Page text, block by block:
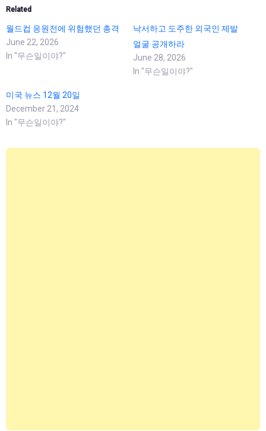
Related
월드컵 응원전에 위험했던 총격
June 22, 2026
In "무슨일이야?"
낙서하고 도주한 외국인 제발
얼굴 공개하라
June 28, 2026
In "무슨일이야?"
미국 뉴스 12월 20일
December 21, 2024
In "무슨일이야?"